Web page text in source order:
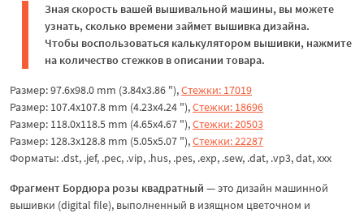
Зная скорость вашей вышивальной машины, вы можете
узнать, сколько времени займет вышивка дизайна.
Чтобы воспользоваться калькулятором вышивки, нажмите
на количество стежков в описании товара.
Размер: 97.6x98.0 mm (3.84x3.86 "),Стежки: 17019
Размер: 107.4x107.8 mm (4.23x4.24 "),Стежки: 18696
Размер: 118.0x118.5 mm (4.65x4.67 "),Стежки: 20503
Размер: 128.3x128.8 mm (5.05x5.07 "),Стежки: 22287
Форматы: .dst, .jef, .pec, .vip, .hus, .pes, .exp, .sew, .dat, .vp3, dat, xxx
Фрагмент Бордюра розы квадратный — это дизайн машинной
вышивки (digital file), выполненный в изящном цветочном и